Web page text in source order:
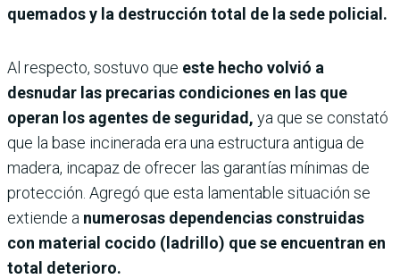
quemados y la destrucción total de la sede policial.
Al respecto, sostuvo que este hecho volvió a
desnudar las precarias condiciones en las que
operan los agentes de seguridad, ya que se constató
que la base incinerada era una estructura antigua de
madera, incapaz de ofrecer las garantías mínimas de
protección. Agregó que esta lamentable situación se
extiende a numerosas dependencias construidas
con material cocido (ladrillo) que se encuentran en
total deterioro.